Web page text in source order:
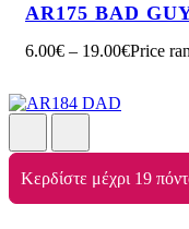
AR175 BAD
6.00€ – 19.00€Price
Κερδίστε μέχρι 19